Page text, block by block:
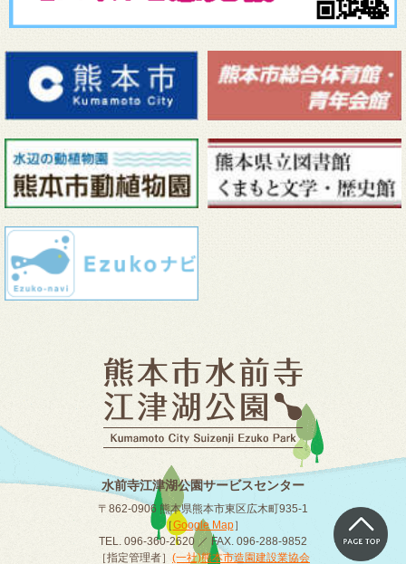
水前寺江津湖公園サービスセンター
〒862-0906 熊本県熊本市東区広木町935-1
［Google Map］
TEL. 096-360-2620 ／ FAX. 096-288-9852
［指定管理者］ (一社)熊本市造園建設業協会